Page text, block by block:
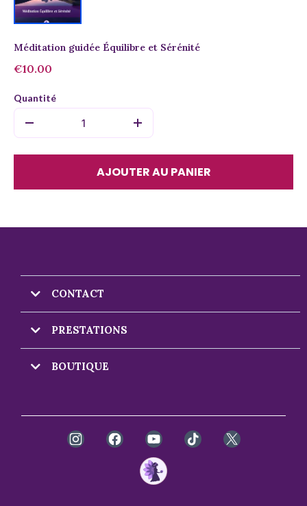
Méditation guidée Équilibre et Sérénité
€10.00
Quantité
AJOUTER AU PANIER
CONTACT
PRESTATIONS
BOUTIQUE